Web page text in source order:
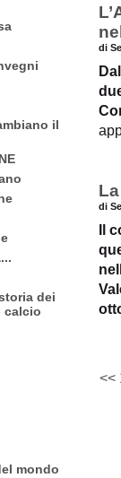
il
dei
calcio
mondo
di
di
Il
<<